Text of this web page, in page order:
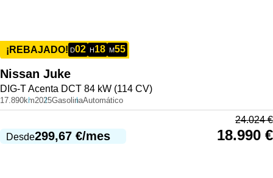
¡REBAJADO! D02 H18 M55
Nissan Juke
DIG-T Acenta DCT 84 kW (114 CV)
17.890km2025GasolinaAutomático
Desde299,67 €/mes
24.024€
18.990 €